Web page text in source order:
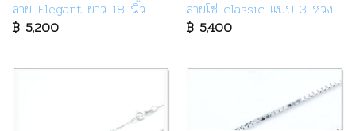
ลาย Elegant ยาว 18 นิ้ว
฿5,200
ลายโซ่ classic แบบ 3 ห่วง
฿5,400